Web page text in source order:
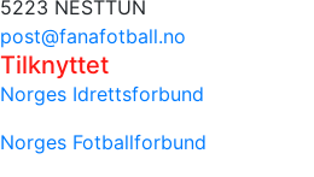
5223 NESTTUN
post@fanafotball.no
Tilknyttet
Norges Idrettsforbund
Norges Fotballforbund